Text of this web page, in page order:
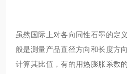
虽然国际上对各向同性石墨的定
般是测量产品直径方向和长度方
计算其比值，有的用热膨胀系数